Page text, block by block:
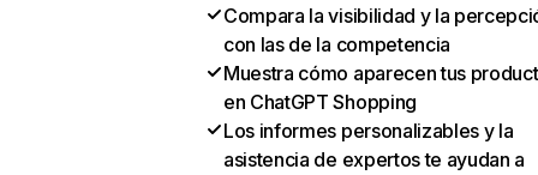
Compara la visibilidad y la
con las de la competencia
Muestra cómo aparecen tus
en ChatGPT Shopping
Los informes personalizables y la
asistencia de expertos te ayudan a